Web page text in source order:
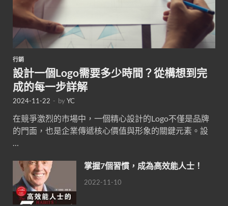
行銷
設計一個Logo需要多少時間？從構想到完
成的每一步詳解
2024-11-22 - byYC
在競爭激烈的市場中，一個精心設計的Logo不僅是品牌
的門面，也是企業傳遞核心價值與形象的關鍵元素。設
…
掌握7個習慣，成為高效能人士！
2022-11-10